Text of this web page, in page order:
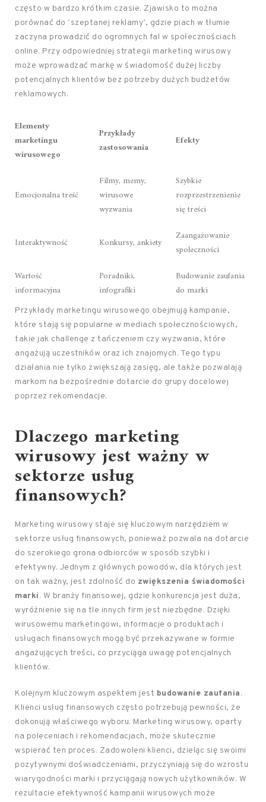
często w bardzo krótkim czasie. Zjawisko to można
porównać do ‘szeptanej reklamy’, gdzie piach w tłumie
zaczyna prowadzić do ogromnych fal w społecznościach
online. Przy odpowiedniej strategii marketing wirusowy
może wprowadzać markę w świadomość dużej liczby
potencjalnych klientów bez potrzeby dużych budżetów
reklamowych.
Elementy
marketingu
wirusowego
Przykłady
zastosowania
Efekty
Emocjonalna treść
Filmy, memy,
wirusowe
wyzwania
Szybkie
rozprzestrzenienie
się treści
Interaktywność Konkursy, ankiety
Zaangażowanie
społeczności
Wartość
informacyjna
Poradniki,
infografiki
Budowanie zaufania
do marki
Przykłady marketingu wirusowego obejmują kampanie,
które stają się popularne w mediach społecznościowych,
takie jak challenge z tańczeniem czy wyzwania, które
angażują uczestników oraz ich znajomych. Tego typu
działania nie tylko zwiększają zasięg, ale także pozwalają
markom na bezpośrednie dotarcie do grupy docelowej
poprzez rekomendacje.
Dlaczego marketing
wirusowy jest ważny w
sektorze usług
finansowych?
Marketing wirusowy staje się kluczowym narzędziem w
sektorze usług finansowych, ponieważ pozwala na dotarcie
do szerokiego grona odbiorców w sposób szybki i
efektywny. Jednym z głównych powodów, dla których jest
on tak ważny, jest zdolność do zwiększenia świadomości
marki. W branży finansowej, gdzie konkurencja jest duża,
wyróżnienie się na tle innych firm jest niezbędne. Dzięki
wirusowemu marketingowi, informacje o produktach i
usługach finansowych mogą być przekazywane w formie
angażujących treści, co przyciąga uwagę potencjalnych
klientów.
Kolejnym kluczowym aspektem jest budowanie zaufania.
Klienci usług finansowych często potrzebują pewności, że
dokonują właściwego wyboru. Marketing wirusowy, oparty
na poleceniach i rekomendacjach, może skutecznie
wspierać ten proces. Zadowoleni klienci, dzieląc się swoimi
pozytywnymi doświadczeniami, przyczyniają się do wzrostu
wiarygodności marki i przyciągają nowych użytkowników. W
rezultacie efektywność kampanii wirusowych może